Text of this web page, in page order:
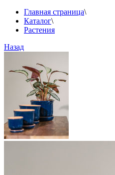
Главная страница\
Каталог\
Растения
Назад